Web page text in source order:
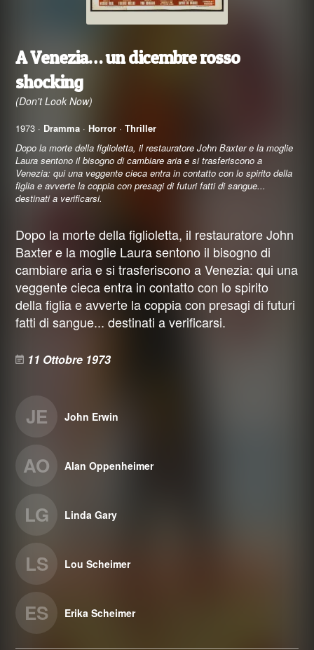
A Venezia… un dicembre rosso
shocking
(Don't Look Now)
1973 · Dramma ·Horror ·Thriller
Dopo la morte della figlioletta, il restauratore John Baxter e la moglie
Laura sentono il bisogno di cambiare aria e si trasferiscono a
Venezia: qui una veggente cieca entra in contatto con lo spirito della
figlia e avverte la coppia con presagi di futuri fatti di sangue...
destinati a verificarsi.
Dopo la morte della figlioletta, il restauratore John
Baxter e la moglie Laura sentono il bisogno di
cambiare aria e si trasferiscono a Venezia: qui una
veggente cieca entra in contatto con lo spirito
della figlia e avverte la coppia con presagi di futuri
fatti di sangue... destinati a verificarsi.
11 Ottobre 1973
JE John Erwin
AO Alan Oppenheimer
LG Linda Gary
LS Lou Scheimer
ES Erika Scheimer